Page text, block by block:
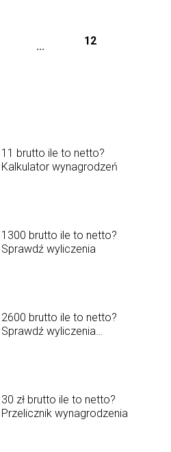
... 12
11 brutto ile to netto?
Kalkulator wynagrodzeń
1300 brutto ile to netto?
Sprawdź wyliczenia
2600 brutto ile to netto?
Sprawdź wyliczenia
30 zł brutto ile to netto?
Przelicznik wynagrodzenia